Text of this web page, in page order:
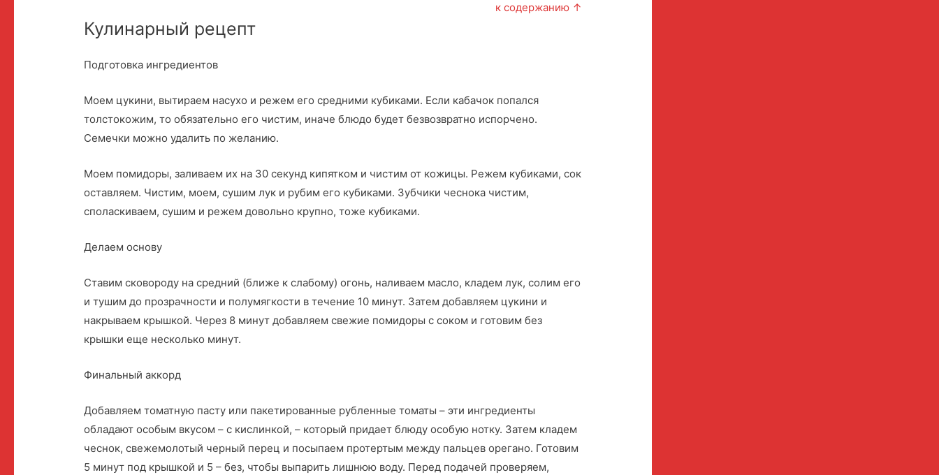
к содержанию ↑
Кулинарный рецепт
Подготовка ингредиентов
Моем цукини, вытираем насухо и режем его средними кубиками. Если кабачок попался
толстокожим, то обязательно его чистим, иначе блюдо будет безвозвратно испорчено.
Семечки можно удалить по желанию.
Моем помидоры, заливаем их на 30 секунд кипятком и чистим от кожицы. Режем кубиками, сок
оставляем. Чистим, моем, сушим лук и рубим его кубиками. Зубчики чеснока чистим,
споласкиваем, сушим и режем довольно крупно, тоже кубиками.
Делаем основу
Ставим сковороду на средний (ближе к слабому) огонь, наливаем масло, кладем лук, солим его
и тушим до прозрачности и полумягкости в течение 10 минут. Затем добавляем цукини и
накрываем крышкой. Через 8 минут добавляем свежие помидоры с соком и готовим без
крышки еще несколько минут.
Финальный аккорд
Добавляем томатную пасту или пакетированные рубленные томаты – эти ингредиенты
обладают особым вкусом – с кислинкой, – который придает блюду особую нотку. Затем кладем
чеснок, свежемолотый черный перец и посыпаем протертым между пальцев орегано. Готовим
5 минут под крышкой и 5 – без, чтобы выпарить лишнюю воду. Перед подачей проверяем,